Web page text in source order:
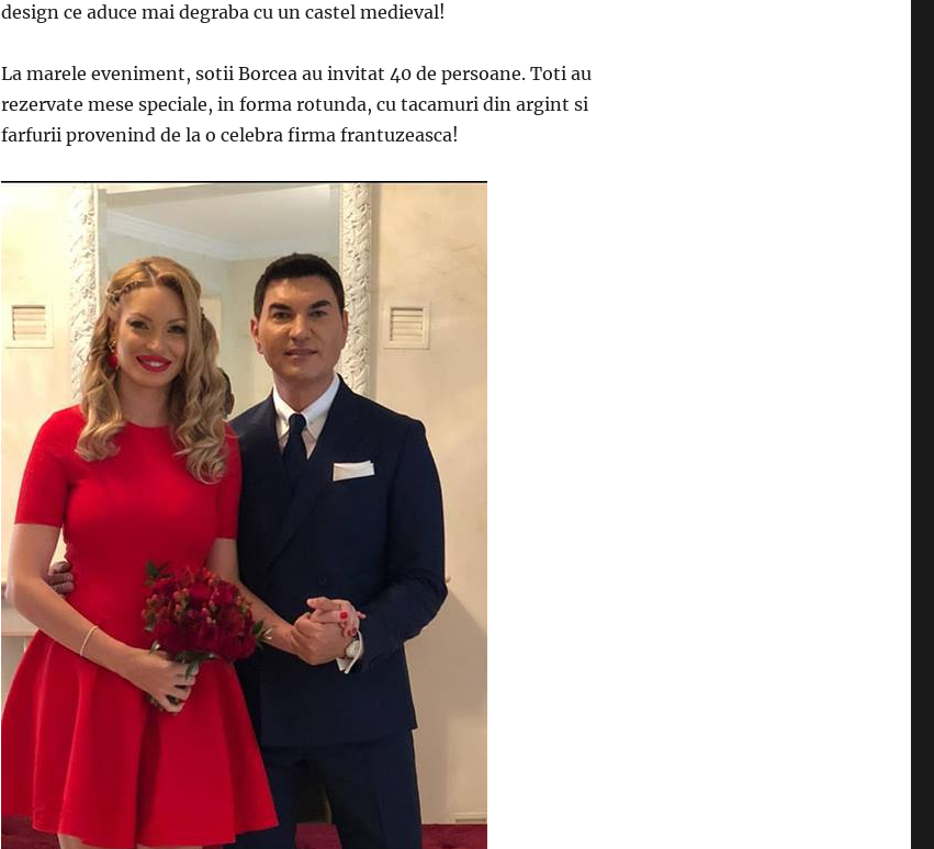
design ce aduce mai degraba cu un castel medieval!
La marele eveniment, sotii Borcea au invitat 40 de persoane. Toti au
rezervate mese speciale, in forma rotunda, cu tacamuri din argint si
farfurii provenind de la o celebra firma frantuzeasca!